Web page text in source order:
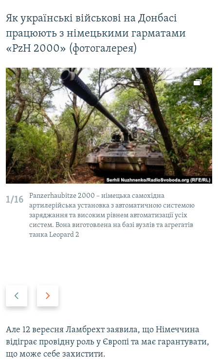
Як українські військові на Донбасі
працюють з німецькими гарматами
«PzH 2000» (фотогалерея)
1/16
Panzerhaubitze 2000 – німецька самохідна
артилерійська установка з автоматичною системою
заряджання та високим рівнем автоматизації усіх
систем. Вона виготовлена на базі вузлів та агрегатів
танка Leopard 2
v
i
o
t
s
l
Але 12 вересня Ламбрехт заявила, що Німеччина
відіграє провідну роль у Європі та має гарантувати,
що може себе захистити.